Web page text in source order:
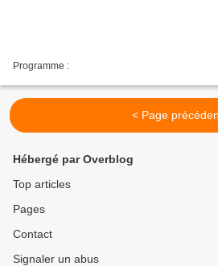
Programme :
< Page
Hébergé par Overblog
Top articles
Pages
Contact
Signaler un abus